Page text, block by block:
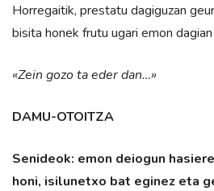
Horregaitik, prestatu dagiguzan
bisita honek frutu ugari emon
«Zein gozo ta eder dan…»
DAMU-OTOITZA
Senideok: emon deiogun
honi, isilunetxo bat eginez eta